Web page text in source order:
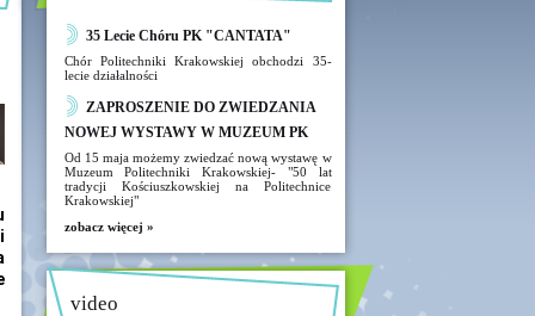
35 Lecie Chóru PK "CANTATA"
Chór Politechniki Krakowskiej obchodzi 35-
lecie działalności
ZAPROSZENIE DO ZWIEDZANIA
NOWEJ WYSTAWY W MUZEUM PK
Od 15 maja możemy zwiedzać nową wystawę w
Muzeum Politechniki Krakowskiej- "50 lat
tradycji Kościuszkowskiej na Politechnice
Krakowskiej"
zobacz więcej »
video